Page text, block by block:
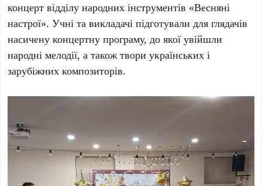
концерт відділу народних інструментів «Весняні
настрої». Учні та викладачі підготували для глядачів
насичену концертну програму, до якої увійшли
народні мелодії, а також твори українських і
зарубіжних композиторів.